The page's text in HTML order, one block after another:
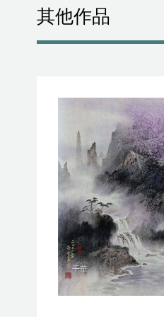
其他作品
千華